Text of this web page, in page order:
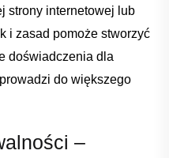
strony internetowej lub⁢
i zasad pomoże stworzyć
doświadczenia dla
do większego
–